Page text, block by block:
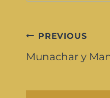
PREVIOUS
Munachar y